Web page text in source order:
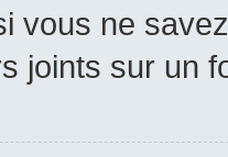
vous ne
joints sur un